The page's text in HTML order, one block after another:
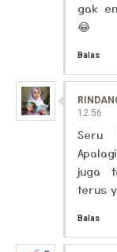
gak
😂
Balas
12.56
Seru
juga
terus
Balas